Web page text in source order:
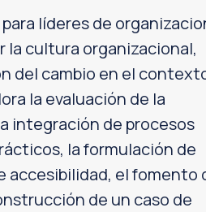
líderes de
la cultura organizacional,
del cambio en el
la evaluación de la
integración de procesos
la formulación de
accesibilidad, el fomento
de un caso de